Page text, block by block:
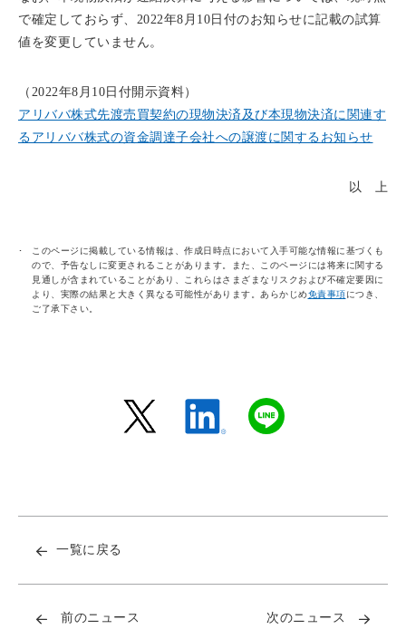
で確定しておらず、2022年8月10日付のお知らせに記載の試算
値を変更していません。
（2022年8月10日付開示資料）
アリババ株式先渡売買契約の現物決済及び本現物決済に関連す
るアリババ株式の資金調達子会社への譲渡に関するお知らせ
以 上
このページに掲載している情報は、作成日時点において入手可能な情報に基づくも
ので、予告なしに変更されることがあります。また、このページには将来に関する
見通しが含まれていることがあり、これらはさまざまなリスクおよび不確定要因に
より、実際の結果と大きく異なる可能性があります。あらかじめ免責事項につき、
ご了承下さい。
一覧に戻る
前のニュース 次のニュース